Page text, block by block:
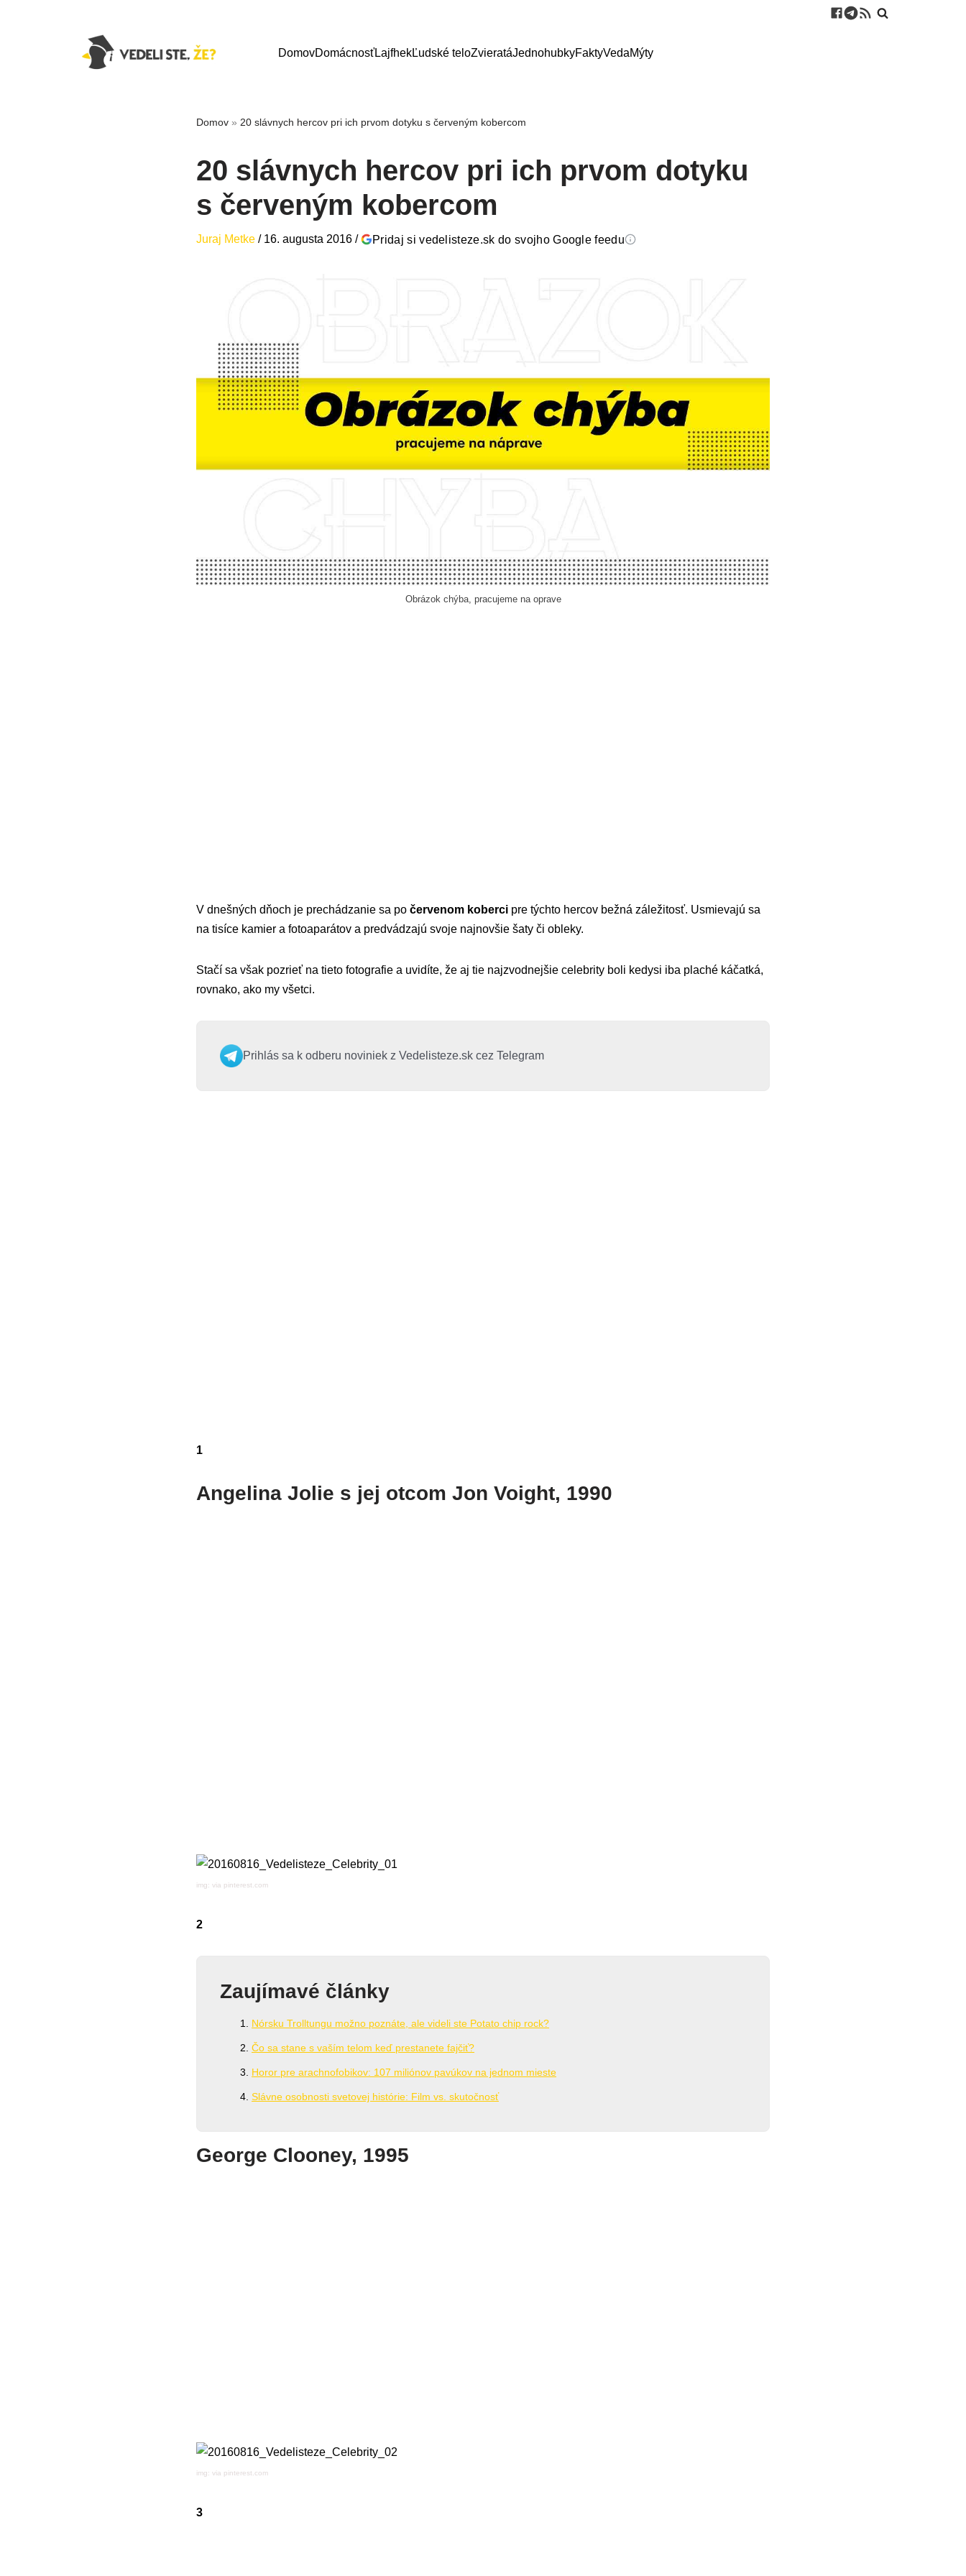
DomovDomácnosťLajfhekĽudské teloZvieratáJednohubkyFaktyVedaMýty
Domov » 20 slávnych hercov pri ich prvom dotyku s červeným kobercom
20 slávnych hercov pri ich prvom dotyku
s červeným kobercom
Juraj Metke / 16. augusta 2016 / Pridaj si vedelisteze.sk do svojho Google feedu
Obrázok chýba, pracujeme na oprave
V dnešných dňoch je prechádzanie sa po červenom koberci pre týchto hercov bežná záležitosť. Usmievajú sa
na tisíce kamier a fotoaparátov a predvádzajú svoje najnovšie šaty či obleky.
Stačí sa však pozrieť na tieto fotografie a uvidíte, že aj tie najzvodnejšie celebrity boli kedysi iba plaché káčatká,
rovnako, ako my všetci.
Prihlás sa k odberu noviniek z Vedelisteze.sk cez Telegram
1
Angelina Jolie s jej otcom Jon Voight, 1990
img: via pinterest.com
2
Zaujímavé články
Nórsku Trolltungu možno poznáte, ale videli ste Potato chip rock?
Čo sa stane s vaším telom keď prestanete fajčiť?
Horor pre arachnofobikov: 107 miliónov pavúkov na jednom mieste
Slávne osobnosti svetovej histórie: Film vs. skutočnosť
George Clooney, 1995
img: via pinterest.com
3